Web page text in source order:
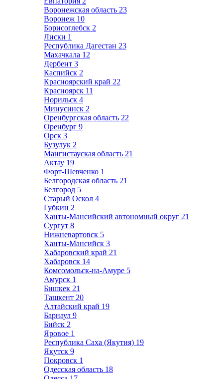
Воронежская область 23
Воронеж 10
Борисоглебск 2
Лиски 1
Республика Дагестан 23
Махачкала 12
Дербент 3
Каспийск 2
Красноярский край 22
Красноярск 11
Норильск 4
Минусинск 2
Оренбургская область 22
Оренбург 9
Орск 3
Бузулук 2
Мангистауская область 21
Актау 19
Форт-Шевченко 1
Белгородская область 21
Белгород 5
Старый Оскол 4
Губкин 2
Ханты-Мансийский автономный округ 21
Сургут 8
Нижневартовск 5
Ханты-Мансийск 3
Хабаровский край 21
Хабаровск 14
Комсомольск-на-Амуре 5
Амурск 1
Бишкек 21
Ташкент 20
Алтайский край 19
Барнаул 9
Бийск 2
Яровое 1
Республика Саха (Якутия) 19
Якутск 9
Покровск 1
Одесская область 18